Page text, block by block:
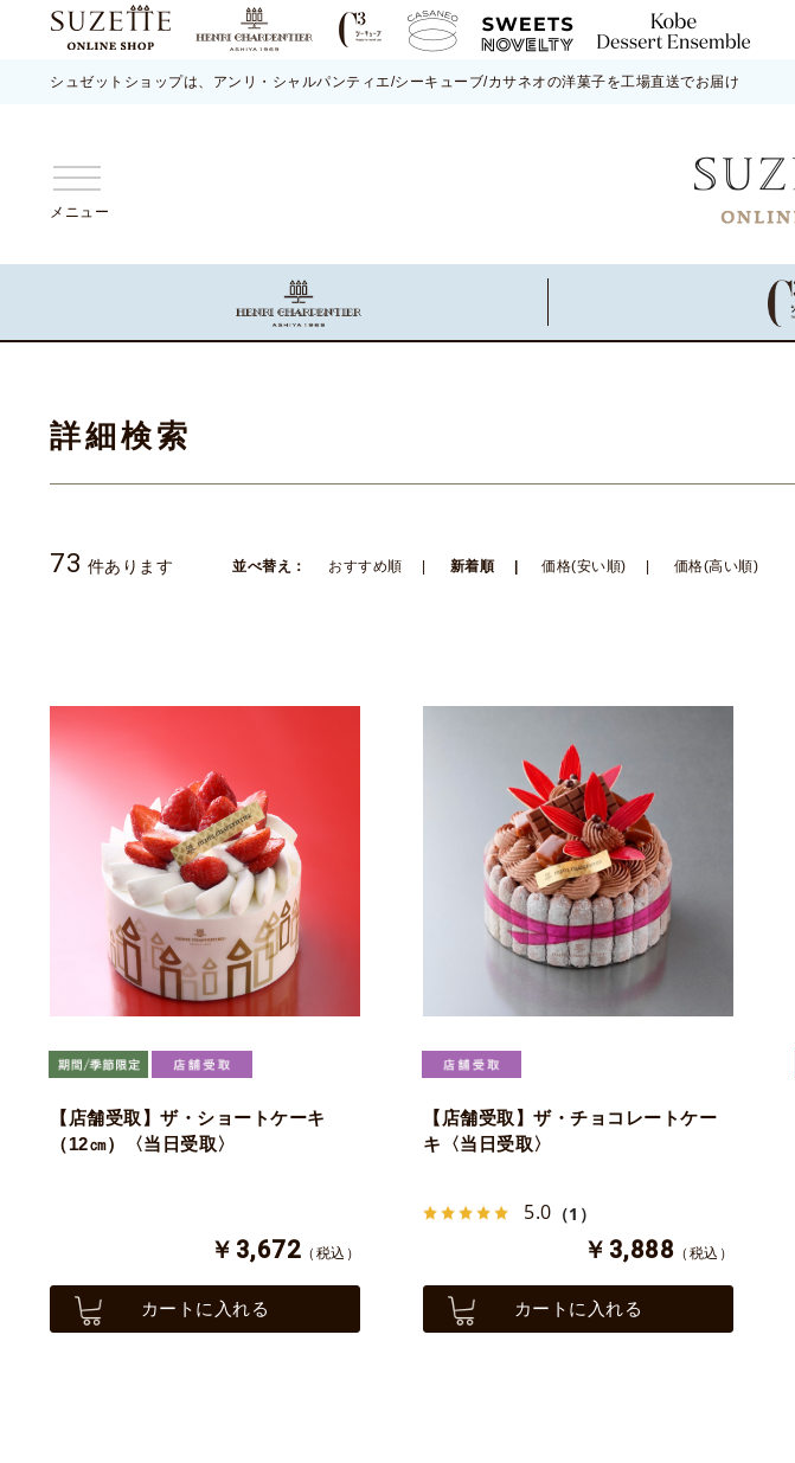
シュゼットショップは、アンリ・シャルパンティエ/シーキューブ/カサネオの洋菓子を工場直送でお届け
メニュー
詳細検索
73 件あります 並べ替え： おすすめ順 新着順 価格(安い順) 価格(高い順)
【店舗受取】ザ・ショートケーキ
（12㎝）〈当日受取〉
￥3,672 （税込）
カートに入れる
【店舗受取】ザ・チョコレートケー
キ〈当日受取〉
5.0 （1）
￥3,888 （税込）
カートに入れる